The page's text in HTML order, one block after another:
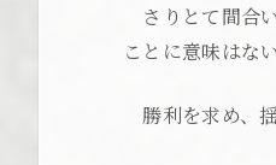
さりとて間合
ことに意味はない
勝利を求め、